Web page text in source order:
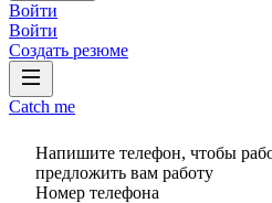
Войти
Войти
Создать резюме
Catch me
Напишите телефон, чтобы
предложить вам работу
Номер телефона